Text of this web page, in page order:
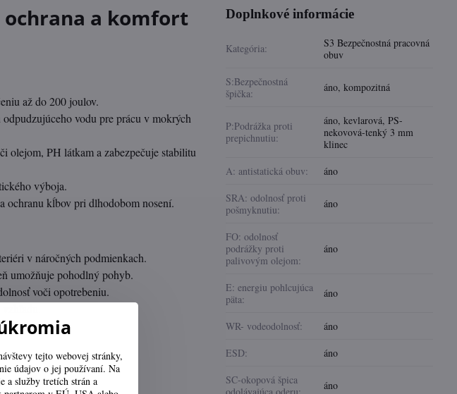
a komfort
až do 200 joulov.
vodu pre prácu v mokrých
olejom, PH látkam a zabezpečuje stabilitu
výboja.
ochranu kĺbov pri dlhodobom nosení.
v náročných podmienkach.
umožňuje pohodlný pohyb.
voči opotrebeniu.
Doplnkové informácie
Kategória:
S3 Bezpečnostná pracovná
obuv
S:Bezpečnostná
špička:
áno,kompozitná
P:Podrážka proti
prepichnutiu:
áno,kevlarová,PS-
nekovová-tenký 3 mm
klinec
A: antistatická obuv:
áno
SRA: odolnosť proti
pošmyknutiu:
áno
FO: odolnosť
podrážky proti
palivovým olejom:
áno
E: energiu pohlcujúca
päta:
áno
WR- vodeodolnosť:
áno
ESD:
áno
SC-okopová špica
áno
tejto webovej stránky,
údajov o jej používaní. Na
a služby tretích strán a